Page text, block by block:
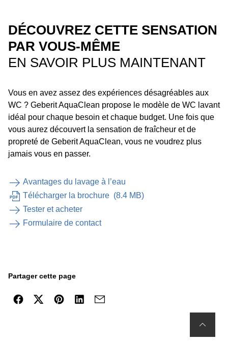
DÉCOUVREZ CETTE SENSATION
PAR VOUS-MÊME
EN SAVOIR PLUS MAINTENANT
Vous en avez assez des expériences désagréables aux
WC ? Geberit AquaClean propose le modèle de WC lavant
idéal pour chaque besoin et chaque budget. Une fois que
vous aurez découvert la sensation de fraîcheur et de
propreté de Geberit AquaClean, vous ne voudrez plus
jamais vous en passer.
Avantages du lavage à l’eau
Télécharger la brochure (8.4 MB)
Tester et acheter
Formulaire de contact
Partager cette page